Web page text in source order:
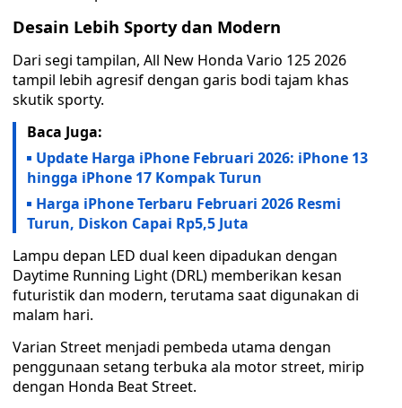
Desain Lebih Sporty dan Modern
Dari segi tampilan, All New Honda Vario 125 2026
tampil lebih agresif dengan garis bodi tajam khas
skutik sporty.
Baca Juga:
Update Harga iPhone Februari 2026: iPhone 13
hingga iPhone 17 Kompak Turun
Harga iPhone Terbaru Februari 2026 Resmi
Turun, Diskon Capai Rp5,5 Juta
Lampu depan LED dual keen dipadukan dengan
Daytime Running Light (DRL) memberikan kesan
futuristik dan modern, terutama saat digunakan di
malam hari.
Varian Street menjadi pembeda utama dengan
penggunaan setang terbuka ala motor street, mirip
dengan Honda Beat Street.